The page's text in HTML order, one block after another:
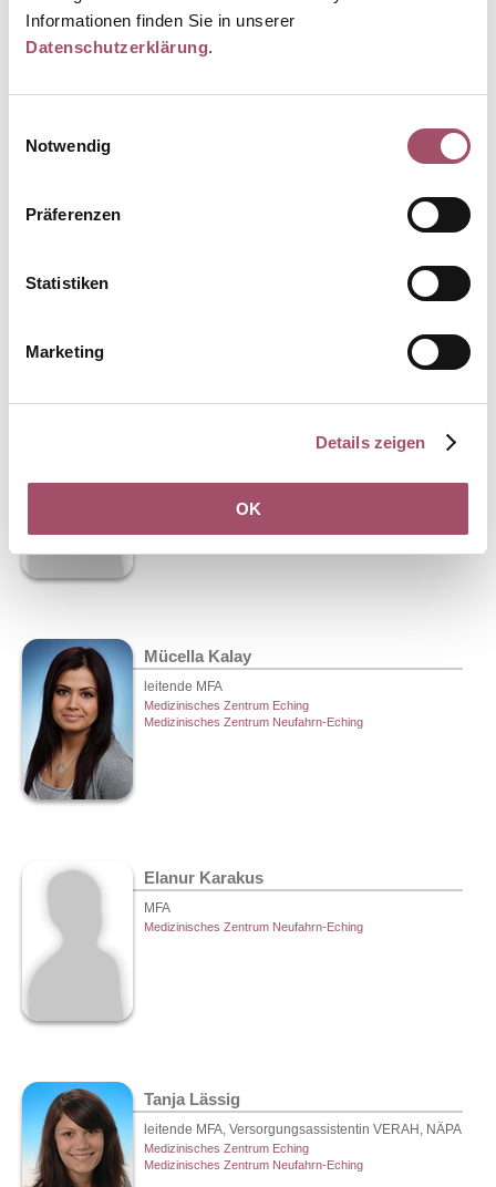
Informationen finden Sie in unserer
Datenschutzerklärung.
Notwendig
Präferenzen
Statistiken
Marketing
Details zeigen
OK
MFA
Medizinisches Zentrum Neufahrn-Eching
Medizinisches Zentrum Neufahrn-Eching
Mücella Kalay
leitende MFA
Medizinisches Zentrum Eching
Medizinisches Zentrum Neufahrn-Eching
Elanur Karakus
MFA
Medizinisches Zentrum Neufahrn-Eching
Tanja Lässig
leitende MFA, Versorgungsassistentin VERAH, NÄPA
Medizinisches Zentrum Eching
Medizinisches Zentrum Neufahrn-Eching